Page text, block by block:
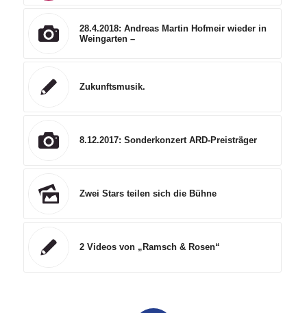
28.4.2018: Andreas Martin Hofmeir wieder in
Weingarten –
Zukunftsmusik.
8.12.2017: Sonderkonzert ARD-Preisträger
Zwei Stars teilen sich die Bühne
2 Videos von „Ramsch & Rosen“